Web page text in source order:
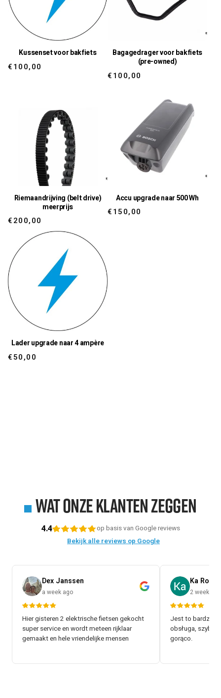
Kussenset voor bakfiets
Regular
€100,00
Bagagedrager voor bakfiets
(pre-owned)
Regular
€100,00
Riemaandrijving (belt drive)
meerprijs
Regular
€200,00
Accu upgrade naar 500 Wh
Regular
€150,00
Lader upgrade naar 4 ampère
Regular
€50,00
Wat onze klanten zeggen
4.4
op basis van Google reviews
Bekijk alle reviews op Google
Dex Janssen
a week ago
Hier gisteren 2 elektrische fietsen gekocht
super service en wordt meteen rijklaar
gemaakt en hele vriendelijke mensen
Ka Rol
2 weeks
Jest to bardzo
obsługa, szybki
gorąco.